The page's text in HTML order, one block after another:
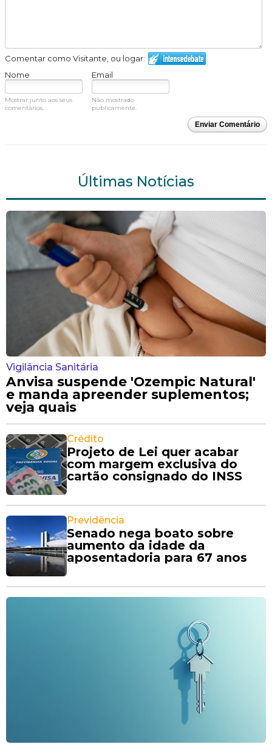
Comentar como Visitante, ou logar:
Nome
Email
Mostrar junto aos seus
comentários.
Não mostrado
publicamente.
Enviar Comentário
Últimas Notícias
Vigilância Sanitária
Anvisa suspende 'Ozempic Natural'
e manda apreender suplementos;
veja quais
Crédito
Projeto de Lei quer acabar
com margem exclusiva do
cartão consignado do INSS
Previdência
Senado nega boato sobre
aumento da idade da
aposentadoria para 67 anos